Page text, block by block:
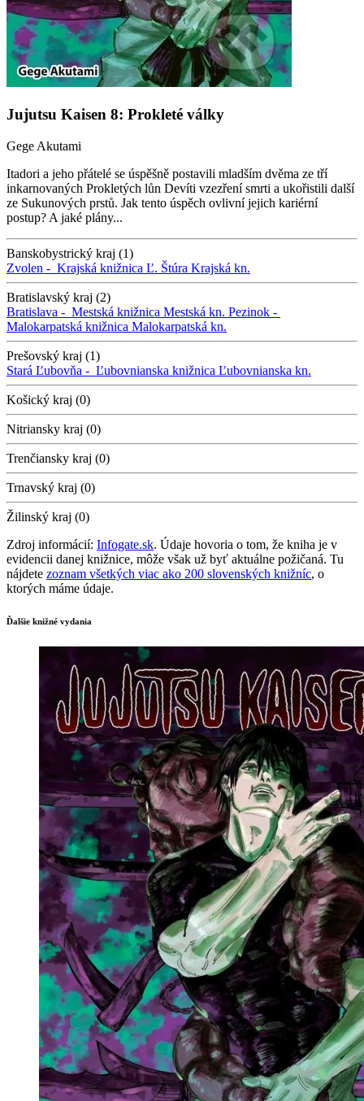
Jujutsu Kaisen 8: Prokleté války
Gege Akutami
Itadori a jeho přátelé se úspěšně postavili mladším dvěma ze tří
inkarnovaných Prokletých lůn Devíti vzezření smrti a ukořistili další
ze Sukunových prstů. Jak tento úspěch ovlivní jejich kariérní
postup? A jaké plány...
Banskobystrický kraj (1)
Zvolen - Krajská knižnica Ľ. Štúra Krajská kn.
Bratislavský kraj (2)
Bratislava - Mestská knižnica Mestská kn. Pezinok -
Malokarpatská knižnica Malokarpatská kn.
Prešovský kraj (1)
Stará Ľubovňa - Ľubovnianska knižnica Ľubovnianska kn.
Košický kraj (0)
Nitriansky kraj (0)
Trenčiansky kraj (0)
Trnavský kraj (0)
Žilinský kraj (0)
Zdroj informácií: Infogate.sk. Údaje hovoria o tom, že kniha je v
evidencii danej knižnice, môže však už byť aktuálne požičaná. Tu
nájdete zoznam všetkých viac ako 200 slovenských knižníc, o
ktorých máme údaje.
Ďalšie knižné vydania